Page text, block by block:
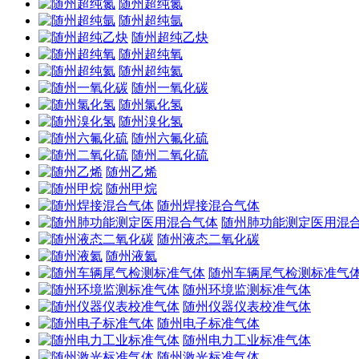
随州超纯氮
随州超纯氩
随州超纯乙炔
随州超纯氧
随州超纯氦
随州一氧化碳
随州氯化氢
随州溴化氢
随州六氟化硫
随州二氧化硫
随州乙烯
随州甲烷
随州焊接混合气体
随州肺功能测定医用混
随州液态二氧化碳
随州液氦
随州车辆尾气检测标准气
随州环境监测标准气体
随州仪器仪表校准气体
随州电子标准气体
随州电力工业标准气体